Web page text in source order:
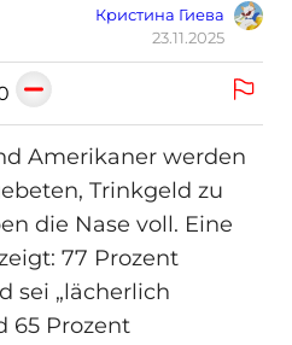
Кристина Гиева
23.11.2025
Amerikaner werden
Trinkgeld zu
die Nase voll. Eine
77 Prozent
sei „lächerlich
65 Prozent